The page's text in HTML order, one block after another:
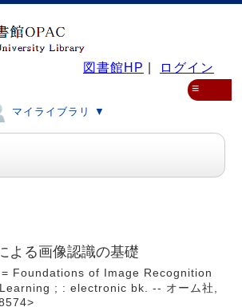
図書館HP ログイン
マイライブラリ ▼
≡
よる画像認識の基礎
= Foundations of Image Recognition
; : electronic bk. -- オーム社,